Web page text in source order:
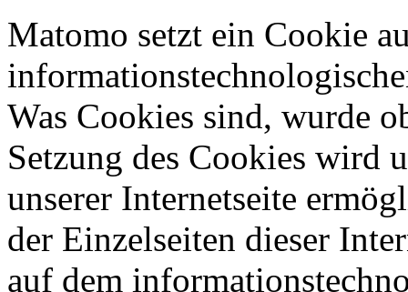
Matomo setzt ein Cookie
Was Cookies sind, wurde
Setzung des Cookies wird
unserer Internetseite
der Einzelseiten dieser
auf dem